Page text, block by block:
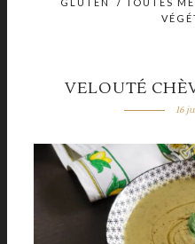
GLUTEN / TOUTES
VELOUTÉ
16